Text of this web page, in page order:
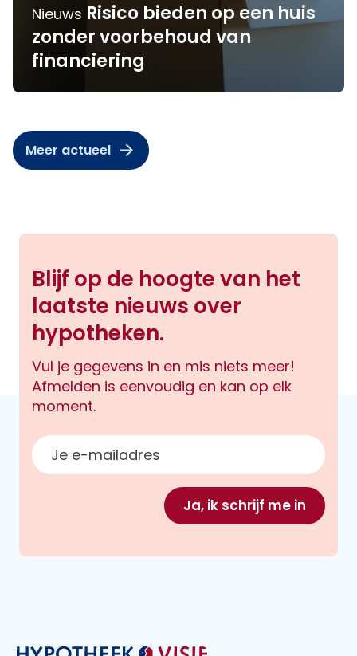
Nieuws Risico bieden op een huis
zonder voorbehoud van
financiering
Meer actueel
Blijf op de hoogte van het
laatste nieuws over
hypotheken.
Vul je gegevens in en mis niets meer!
Afmelden is eenvoudig en kan op elk
moment.
E-mailadres
Ja, ik schrijf me in